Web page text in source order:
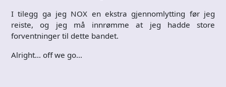
I tilegg ga jeg NOX en ekstra gjennomlytting før jeg
reiste, og jeg må innrømme at jeg hadde store
forventninger til dette bandet.
Alright… off we go…